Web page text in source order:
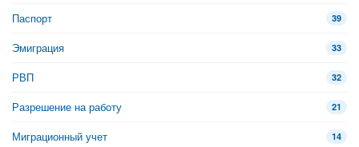
Паспорт 39
Эмиграция 33
РВП 32
Разрешение на работу 21
Миграционный учет 14